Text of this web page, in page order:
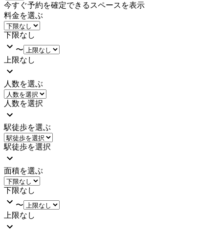
今すぐ予約を確定できるスペースを表示
料金を選ぶ
下限なし
〜
上限なし
人数を選ぶ
人数を選択
駅徒歩を選ぶ
駅徒歩を選択
面積を選ぶ
下限なし
〜
上限なし